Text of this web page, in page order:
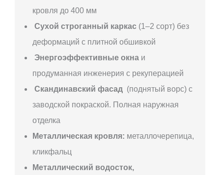
кровля до 400 мм
Сухой строганный каркас (1–2 сорт) без
деформаций с плитной обшивкой
Энергоэффективные окна и
продуманная инженерия с рекуперацией
Скандинавский фасад (поднятый ворс) с
заводской покраской. Полная наружная
отделка
Металлическая кровля: металлочерепица,
кликфальц
Металлический водосток,